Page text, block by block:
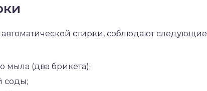
стирки, соблюдают следующие
мыла (два брикета);
соды;